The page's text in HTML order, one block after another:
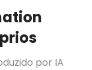
por IA